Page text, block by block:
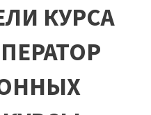
КУРСА